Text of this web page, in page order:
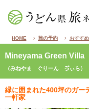
HOME 旅の予約 おすす
Mineyama Green Villa
（みねやま ぐりーん ゔぃら）
緑に囲まれた400坪のガー
一軒家